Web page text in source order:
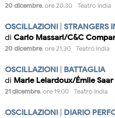
20 dicembre, ore 20,30 - Teatro India
OSCILLAZIONI STRANGERS
di Carlo Massari/C&C
20 dicembre, ore 21,30 - Teatro India
OSCILLAZIONI
BATTAGLIA
di Marie Lelardoux/Émile Saar
21 dicembre, ore 19,00 - Teatro India
OSCILLAZIONI
DIARIO